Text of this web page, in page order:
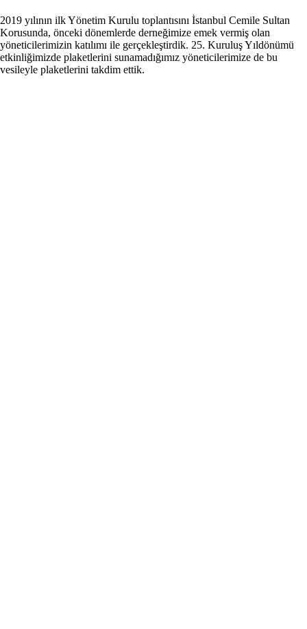
2019 yılının ilk Yönetim Kurulu toplantısını İstanbul Cemile Sultan
Korusunda, önceki dönemlerde derneğimize emek vermiş olan
yöneticilerimizin katılımı ile gerçekleştirdik. 25. Kuruluş Yıldönümü
etkinliğimizde plaketlerini sunamadığımız yöneticilerimize de bu
vesileyle plaketlerini takdim ettik.